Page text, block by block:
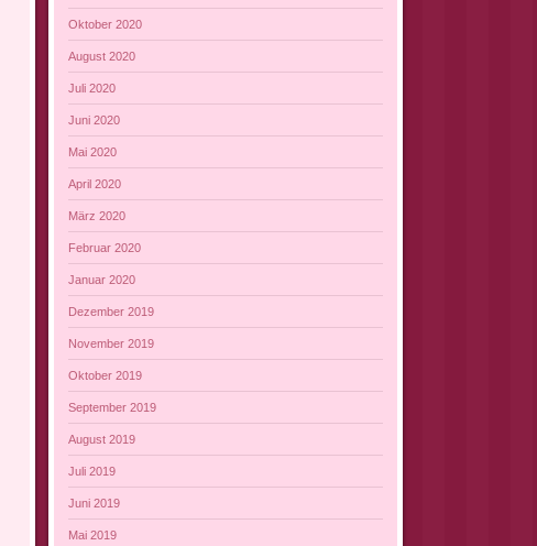
Oktober 2020
August 2020
Juli 2020
Juni 2020
Mai 2020
April 2020
März 2020
Februar 2020
Januar 2020
Dezember 2019
November 2019
Oktober 2019
September 2019
August 2019
Juli 2019
Juni 2019
Mai 2019